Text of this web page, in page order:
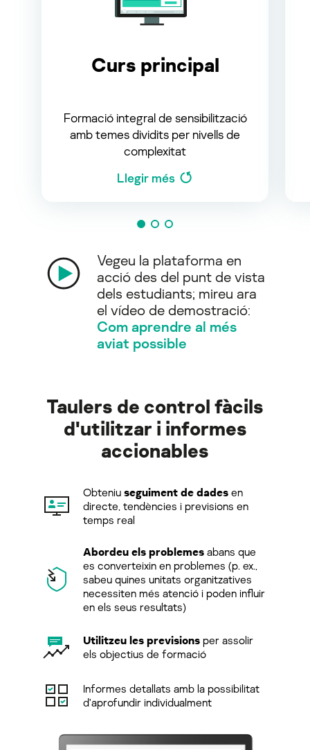
Curs principal
Formació integral de sensibilització
amb temes dividits per nivells de
complexitat
Llegir més
Vegeu la plataforma en
acció des del punt de vista
dels estudiants; mireu ara
el vídeo de demostració:
Com aprendre al més
aviat possible
Taulers de control fàcils
d'utilitzar i informes
accionables
Obteniu seguiment de dades en
directe, tendències i previsions en
temps real
Abordeu els problemes abans que
es converteixin en problemes (p. ex.,
sabeu quines unitats organitzatives
necessiten més atenció i poden influir
en els seus resultats)
Utilitzeu les previsions per assolir
els objectius de formació
Informes detallats amb la possibilitat
d'aprofundir individualment